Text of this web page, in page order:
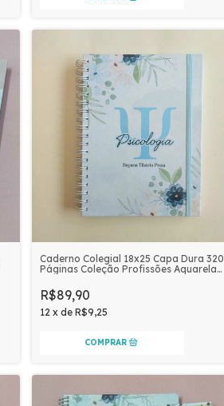
Caderno Colegial 18x25 Capa Dura 320
Páginas Coleção Profissões Aquarela
R$89,90
12 xdeR$9,25